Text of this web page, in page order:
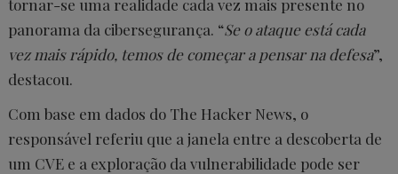
tornar-se uma realidade cada vez mais presente no
panorama da cibersegurança. “Se o ataque está cada
vez mais rápido, temos de começar a pensar na defesa”,
destacou.
Com base em dados do The Hacker News, o
responsável referiu que a janela entre a descoberta de
um CVE e a exploração da vulnerabilidade pode ser